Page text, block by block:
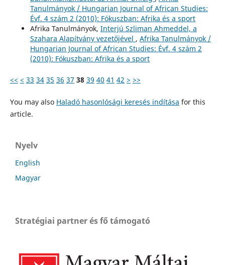
Tanulmányok / Hungarian Journal of African Studies:
Évf. 4 szám 2 (2010): Fókuszban: Afrika és a sport
Afrika Tanulmányok, Interjú Szliman Ahmeddel, a
Szahara Alapítvány vezetőjével , Afrika Tanulmányok /
Hungarian Journal of African Studies: Évf. 4 szám 2
(2010): Fókuszban: Afrika és a sport
<< < 33 34 35 36 37 38 39 40 41 42 > >>
You may also Haladó hasonlósági keresés indítása for this
article.
Nyelv
English
Magyar
Stratégiai partner és fő támogató